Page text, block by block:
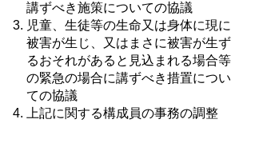
講ずべき施策についての協議
児童、生徒等の生命又は身体に現に
被害が生じ、又はまさに被害が生ず
るおそれがあると見込まれる場合等
の緊急の場合に講ずべき措置につい
ての協議
上記に関する構成員の事務の調整